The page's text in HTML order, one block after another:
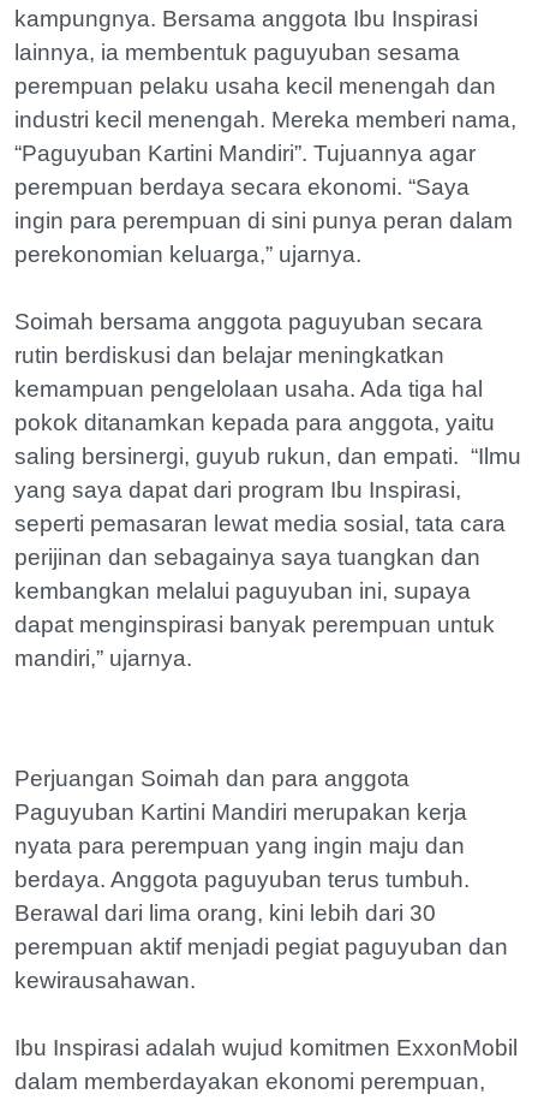
kampungnya. Bersama anggota Ibu Inspirasi
lainnya, ia membentuk paguyuban sesama
perempuan pelaku usaha kecil menengah dan
industri kecil menengah. Mereka memberi nama,
“Paguyuban Kartini Mandiri”. Tujuannya agar
perempuan berdaya secara ekonomi. “Saya
ingin para perempuan di sini punya peran dalam
perekonomian keluarga,” ujarnya.
Soimah bersama anggota paguyuban secara
rutin berdiskusi dan belajar meningkatkan
kemampuan pengelolaan usaha. Ada tiga hal
pokok ditanamkan kepada para anggota, yaitu
saling bersinergi, guyub rukun, dan empati. “Ilmu
yang saya dapat dari program Ibu Inspirasi,
seperti pemasaran lewat media sosial, tata cara
perijinan dan sebagainya saya tuangkan dan
kembangkan melalui paguyuban ini, supaya
dapat menginspirasi banyak perempuan untuk
mandiri,” ujarnya.
Perjuangan Soimah dan para anggota
Paguyuban Kartini Mandiri merupakan kerja
nyata para perempuan yang ingin maju dan
berdaya. Anggota paguyuban terus tumbuh.
Berawal dari lima orang, kini lebih dari 30
perempuan aktif menjadi pegiat paguyuban dan
kewirausahawan.
Ibu Inspirasi adalah wujud komitmen ExxonMobil
dalam memberdayakan ekonomi perempuan,